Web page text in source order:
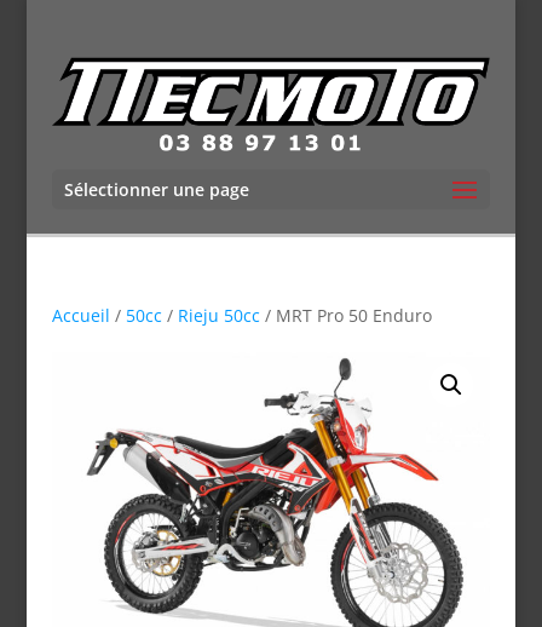
Sélectionner une page
Accueil / 50cc/ Rieju 50cc/ MRT Pro 50 Enduro